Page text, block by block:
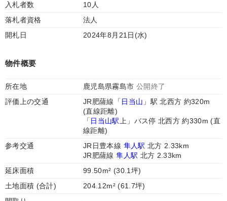
入札者数
10人
落札者資格
法人
開札日
2024年8月21日(水)
物件概要
所在地 鹿児島県霧島市 公開終了
評価上の交通
JR肥薩線「 日当山 」駅 北西方 約320m
(直線距離)
「 日当山駅 上」バス停 北西方 約330m (直
線距離)
参考交通
JR日豊本線 隼人駅 北方 2.33km
JR肥薩線隼人駅 北方 2.33km
延床面積
99.50m² (30.1坪)
土地面積 (合計)
204.12m² (61.7坪)